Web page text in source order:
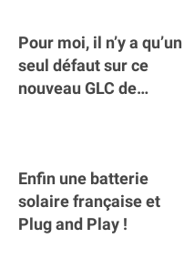
Pour moi, il n’y a qu’un
seul défaut sur ce
nouveau GLC de
Enfin une batterie
solaire française et
Plug and Play !